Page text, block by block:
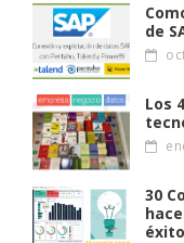
de
Los
30
éxito